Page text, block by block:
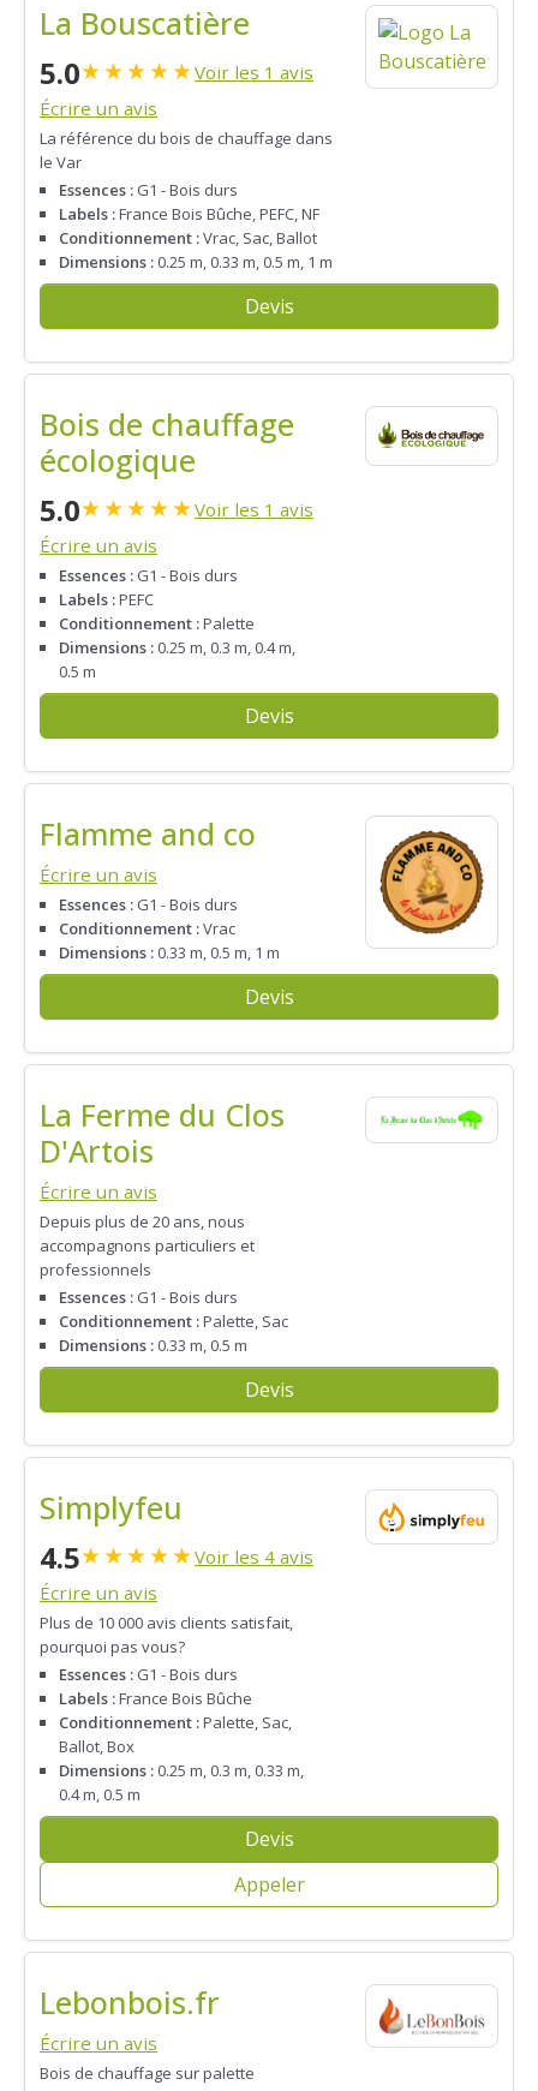
La Bouscatière
5.0★★★★★Voir les 1 avis
Écrire un avis
La référence du bois de chauffage dans
le Var
Essences : G1 - Bois durs
Labels :France Bois Bûche, PEFC, NF
Conditionnement :Vrac, Sac, Ballot
Dimensions : 0.25 m, 0.33 m, 0.5 m, 1 m
Devis
Bois de chauffage
écologique
5.0★★★★★Voir les 1 avis
Écrire un avis
Essences : G1 - Bois durs
Labels :PEFC
Conditionnement :Palette
Dimensions : 0.25 m, 0.3 m, 0.4 m,
0.5 m
Devis
Flamme and co
Écrire un avis
Essences : G1 - Bois durs
Conditionnement :Vrac
Dimensions : 0.33 m, 0.5 m, 1 m
Devis
La Ferme du Clos
D'Artois
Écrire un avis
Depuis plus de 20 ans, nous
accompagnons particuliers et
professionnels
Essences : G1 - Bois durs
Conditionnement :Palette, Sac
Dimensions : 0.33 m, 0.5 m
Devis
Simplyfeu
4.5★★★★★Voir les 4 avis
Écrire un avis
Plus de 10 000 avis clients satisfait,
pourquoi pas vous?
Essences : G1 - Bois durs
Labels :France Bois Bûche
Conditionnement :Palette, Sac,
Ballot, Box
Dimensions : 0.25 m, 0.3 m, 0.33 m,
0.4 m, 0.5 m
Devis
Appeler
Lebonbois.fr
Écrire un avis
Bois de chauffage sur palette